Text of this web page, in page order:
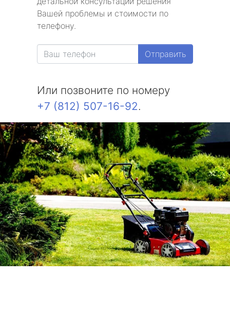
Вашей проблемы и стоимости по
телефону.
Отправить
Или позвоните по номеру
+7 (812) 507-16-92.